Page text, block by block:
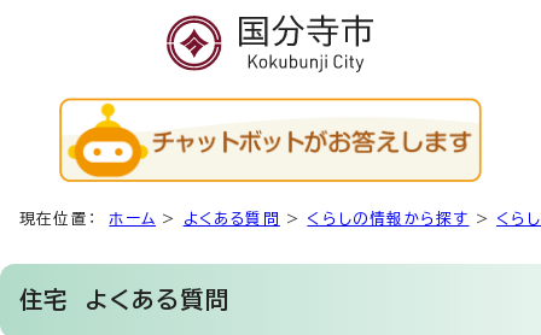
現在位置： ホーム > よくある質問 > くらしの情報から探す > くらし
住宅 よくある質問